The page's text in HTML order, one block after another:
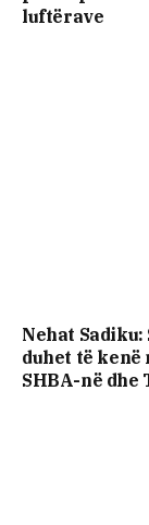
luftërave
Nehat
duhet të kenë
SHBA-në dhe